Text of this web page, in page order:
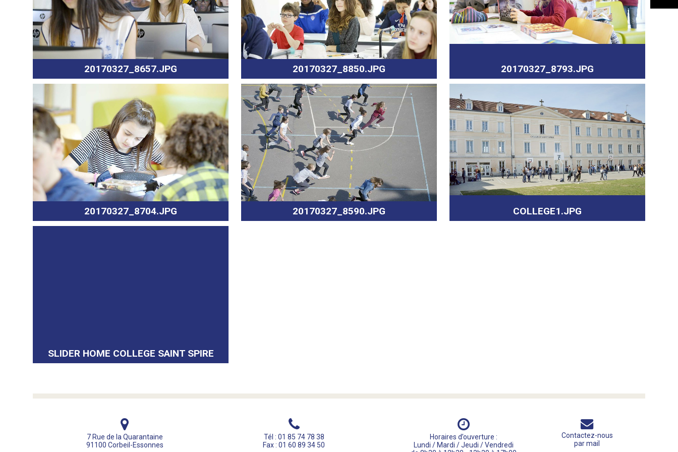
20170327_8657.JPG 20170327_8850.JPG 20170327_8793.JPG
20170327_8704.JPG 20170327_8590.JPG COLLEGE1.JPG
SLIDER HOME COLLEGE SAINT SPIRE
7 Rue de la Quarantaine
91100 Corbeil-Essonnes
Tél : 01 85 74 78 38
Fax : 01 60 89 34 50
Horaires d’ouverture :
Lundi / Mardi / Jeudi / Vendredi
Contactez-nous
par mail